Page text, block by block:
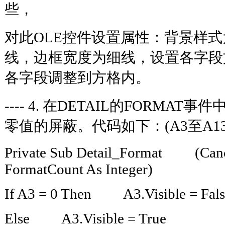
些，
对此OLE控件设置属性：背景样
线，边框宽度为细线，设置各字
各字段调整到方格内。
---- 4. 在DETAIL的FORMAT事件
零值的屏蔽。代码如下：(A3
Private Sub Detail_Format
FormatCount As Integer)
If A3 = 0 Then A3.Visible =
Else A3.Visible = True